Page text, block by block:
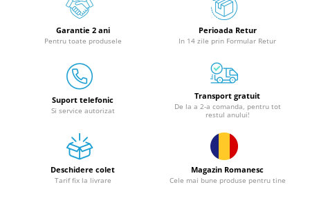
Batoze - mori desfacat porumb
Granulatoare
Mori pentru cereale
Mori pentru fructe si legume
Mori pentru furaje
Mori pentru furaje si resturi
Motoare granulatoare
Piese si accesorii mori
Tocatoare furaje si crengi
Garantie 2 ani
Pentru toate produsele
Perioada Retur
In 14 zile prin Formular Retur
Suport telefonic
Si service autorizat
Transport gratuit
De la a 2-a comanda, pentru tot
restul anului!
Deschidere colet
Tarif fix la livrare
Magazin Romanesc
Cele mai bune produse pentru tine